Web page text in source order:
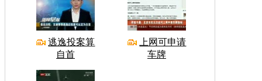
逃逸投案算
自首
上网可申请
车牌